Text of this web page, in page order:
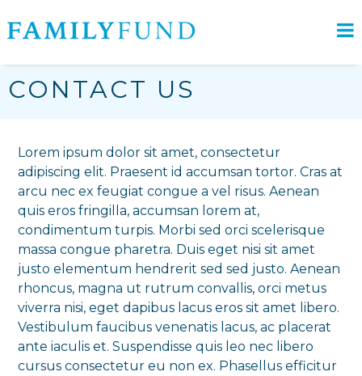
CONTACT US
Lorem ipsum dolor sit amet, consectetur
adipiscing elit. Praesent id accumsan tortor. Cras at
arcu nec ex feugiat congue a vel risus. Aenean
quis eros fringilla, accumsan lorem at,
condimentum turpis. Morbi sed orci scelerisque
massa congue pharetra. Duis eget nisi sit amet
justo elementum hendrerit sed sed justo. Aenean
rhoncus, magna ut rutrum convallis, orci metus
viverra nisi, eget dapibus lacus eros sit amet libero.
Vestibulum faucibus venenatis lacus, ac placerat
ante iaculis et. Suspendisse quis leo nec libero
cursus consectetur eu non ex. Phasellus efficitur